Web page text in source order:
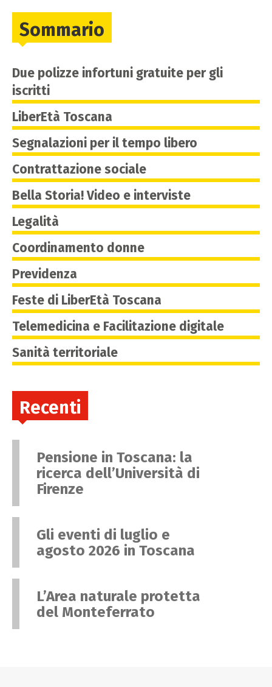
Sommario
Due polizze infortuni gratuite per gli
iscritti
LiberEtà Toscana
Segnalazioni per il tempo libero
Contrattazione sociale
Bella Storia! Video e interviste
Legalità
Coordinamento donne
Previdenza
Feste di LiberEtà Toscana
Telemedicina e Facilitazione digitale
Sanità territoriale
Recenti
Pensione in Toscana: la
ricerca dell’Università di
Firenze
Gli eventi di luglio e
agosto 2026 in Toscana
L’Area naturale protetta
del Monteferrato